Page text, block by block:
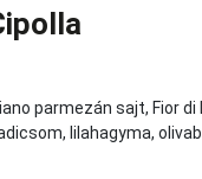
parmezán sajt, Fior
lilahagyma,